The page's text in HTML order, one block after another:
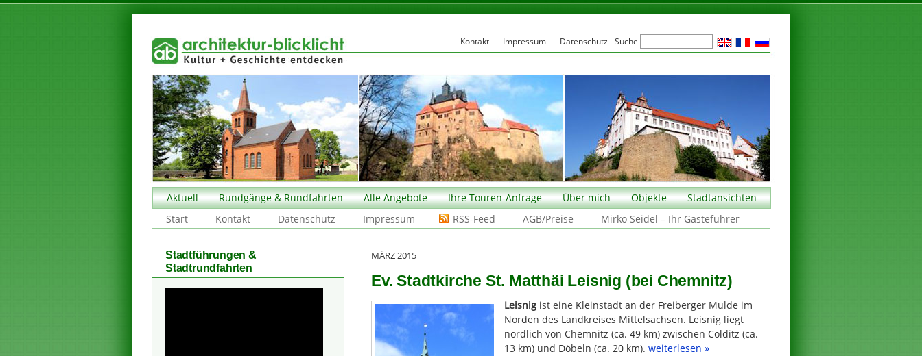
Aktuell Rundgänge & Rundfahrten Alle Angebote Ihre Touren-Anfrage Über mich Objekte
Stadtansichten
Start
Kontakt Datenschutz Impressum RSS-Feed AGB/Preise Mirko Seidel – Ihr Gästeführer
MÄRZ 2015
Ev. Stadtkirche St. Matthäi Leisnig (bei Chemnitz)
Leisnig ist eine Kleinstadt an der Freiberger Mulde im
Norden des Landkreises Mittelsachsen. Leisnig liegt
nördlich von Chemnitz (ca. 49 km) zwischen Colditz (ca.
13 km) und Döbeln (ca. 20 km). weiterlesen »
Stadtführungen &
Stadtrundfahrten
Kontakt Impressum Datenschutz Suche